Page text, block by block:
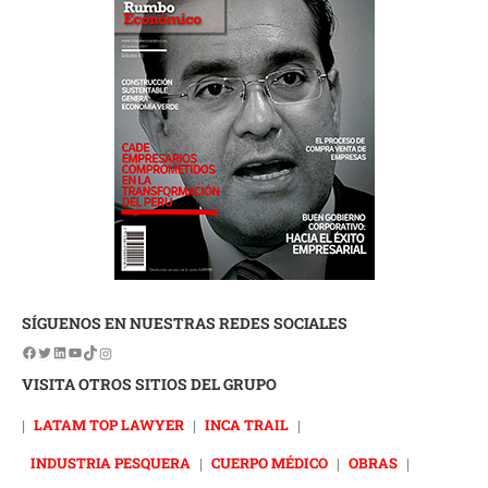
SÍGUENOS EN NUESTRAS REDES SOCIALES
VISITA OTROS SITIOS DEL GRUPO
| LATAM TOP LAWYER | INCA TRAIL |
INDUSTRIA PESQUERA | CUERPO MÉDICO | OBRAS |